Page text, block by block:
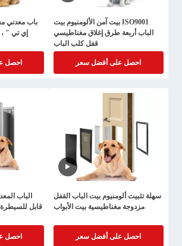
ISO9001 بيت آمن الألومنيوم بيت
الباب أربعة طرق إغلاق مغناطيسي
قفل كلب الباب
احصل على أفضل سعر
باب معدني
إي تي "
احصل
سهلة تثبيت ألومنيوم بيت الباب القفل
مزدوجة مغناطيسية بيت الأبواب
احصل على أفضل سعر
الباب
قابل
احصل